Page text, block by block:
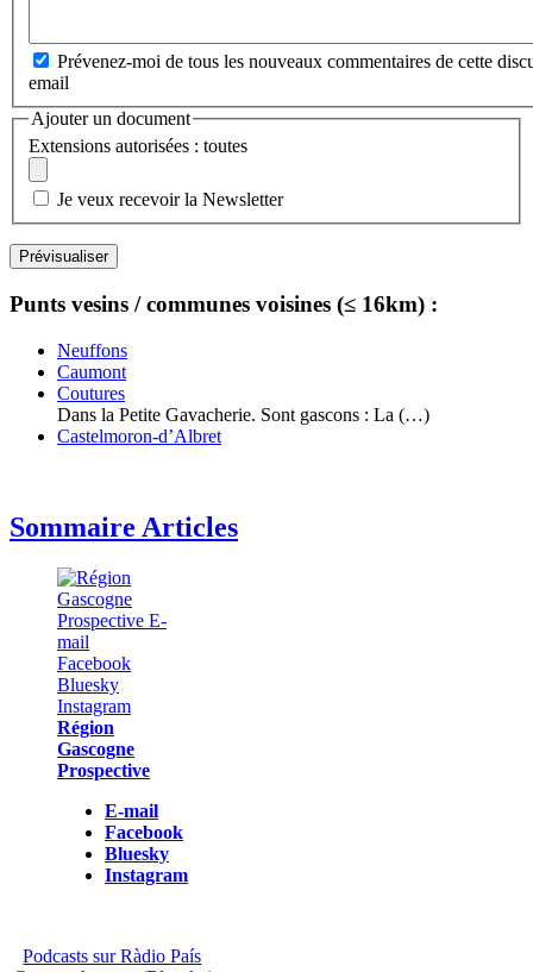
Prévenez-moi de tous les nouveaux commentaires de cette
email
Ajouter un document
Extensions autorisées : toutes
Je veux recevoir la Newsletter
Punts vesins / communes voisines (≤ 16km) :
Neuffons
Caumont
Coutures
Dans la Petite Gavacherie. Sont gascons : La (…)
Castelmoron-d’Albret
Sommaire Articles
Région
Gascogne
Prospective
E-mail
Facebook
Bluesky
Instagram
Podcasts sur Ràdio País